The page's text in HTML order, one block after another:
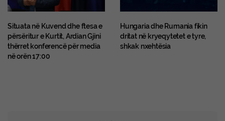
Situata në Kuvend dhe ftesa e
përsëritur e Kurtit, Ardian Gjini
thërret konferencë për media
në orën 17:00
Hungaria dhe Rumania fikin
dritat në kryeqytetet e tyre,
shkak nxehtësia